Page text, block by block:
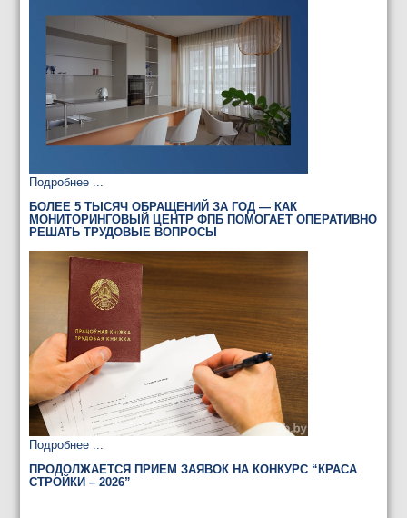
Подробнее ...
БОЛЕЕ 5 ТЫСЯЧ ОБРАЩЕНИЙ ЗА ГОД — КАК
МОНИТОРИНГОВЫЙ ЦЕНТР ФПБ ПОМОГАЕТ ОПЕРАТИВНО
РЕШАТЬ ТРУДОВЫЕ ВОПРОСЫ
Подробнее ...
ПРОДОЛЖАЕТСЯ ПРИЕМ ЗАЯВОК НА КОНКУРС “КРАСА
СТРОЙКИ – 2026”